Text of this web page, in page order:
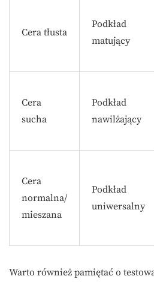
Cera tłusta
Podkład
matujący
Cera
sucha
Podkład
nawilżający
Cera
normalna/
mieszana
Podkład
uniwersalny
Warto również pamiętać o